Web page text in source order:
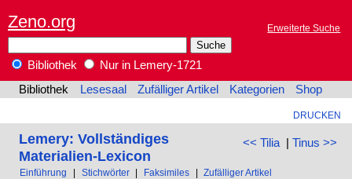
Zeno.org Erweiterte Suche
Bibliothek
Nur in Lemery-1721
Bibliothek
Lesesaal Zufälliger Artikel Kategorien Shop
DRUCKEN
<< Tilia| Tinus >>
Lemery: Vollständiges
Materialien-Lexicon
Einführung Stichwörter Faksimiles Zufälliger Artikel